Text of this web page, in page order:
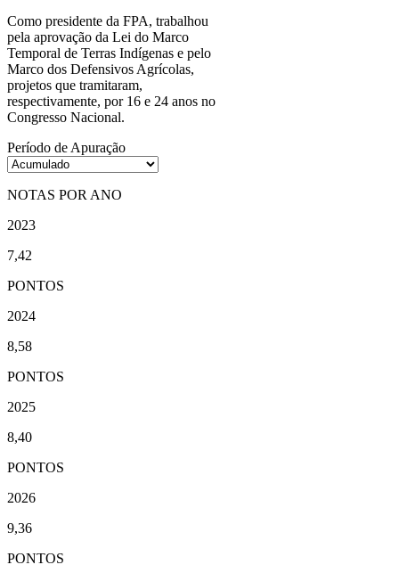
Como presidente da FPA, trabalhou
pela aprovação da Lei do Marco
Temporal de Terras Indígenas e pelo
Marco dos Defensivos Agrícolas,
projetos que tramitaram,
respectivamente, por 16 e 24 anos no
Congresso Nacional.
Período de Apuração
NOTAS POR ANO
2023
7,42
PONTOS
2024
8,58
PONTOS
2025
8,40
PONTOS
2026
9,36
PONTOS